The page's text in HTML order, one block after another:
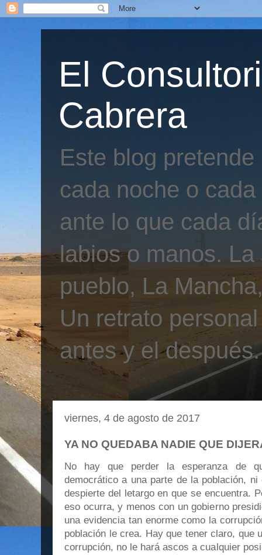
El
Cabrera
Este blog
cada noche o
ante lo que cada
labios o manos.
pueblo, La
Un retrato
antes y el después.
viernes, 4 de agosto de 2017
YA NO QUEDABA NADIE QUE
No hay que perder la esperanza de
democrático a una parte de la población,
despierte del letargo en que se encuentra.
eso ocurra, y menos con un gobierno
una evidencia tan enorme como la
población le crea. Hay que tener claro, que
corrupción, no le hará ascos a cualquier